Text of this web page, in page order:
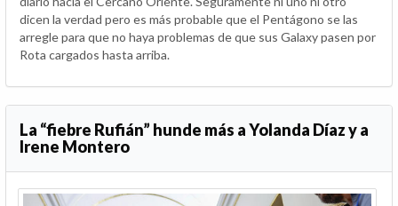
dicen la verdad pero es más probable que el Pentágono se las
arregle para que no haya problemas de que sus Galaxy pasen por
Rota cargados hasta arriba.
La “fiebre Rufián” hunde más a Yolanda Díaz y a
Irene Montero